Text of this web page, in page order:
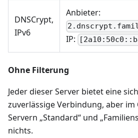
DNSCrypt,
IPv6
Anbieter:
IP:
Ohne Filterung
Jeder dieser Server bietet eine
zuverlässige Verbindung, aber im
Servern „Standard“ und
nichts.